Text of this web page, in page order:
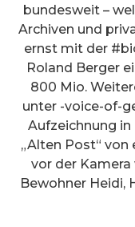
bundesweit –
Archiven und
ernst mit der
Roland Berger
800 Mio.
unter -voice-of-
Aufzeichnung
„Alten Post“
vor der Kamera
Bewohner Heidi,